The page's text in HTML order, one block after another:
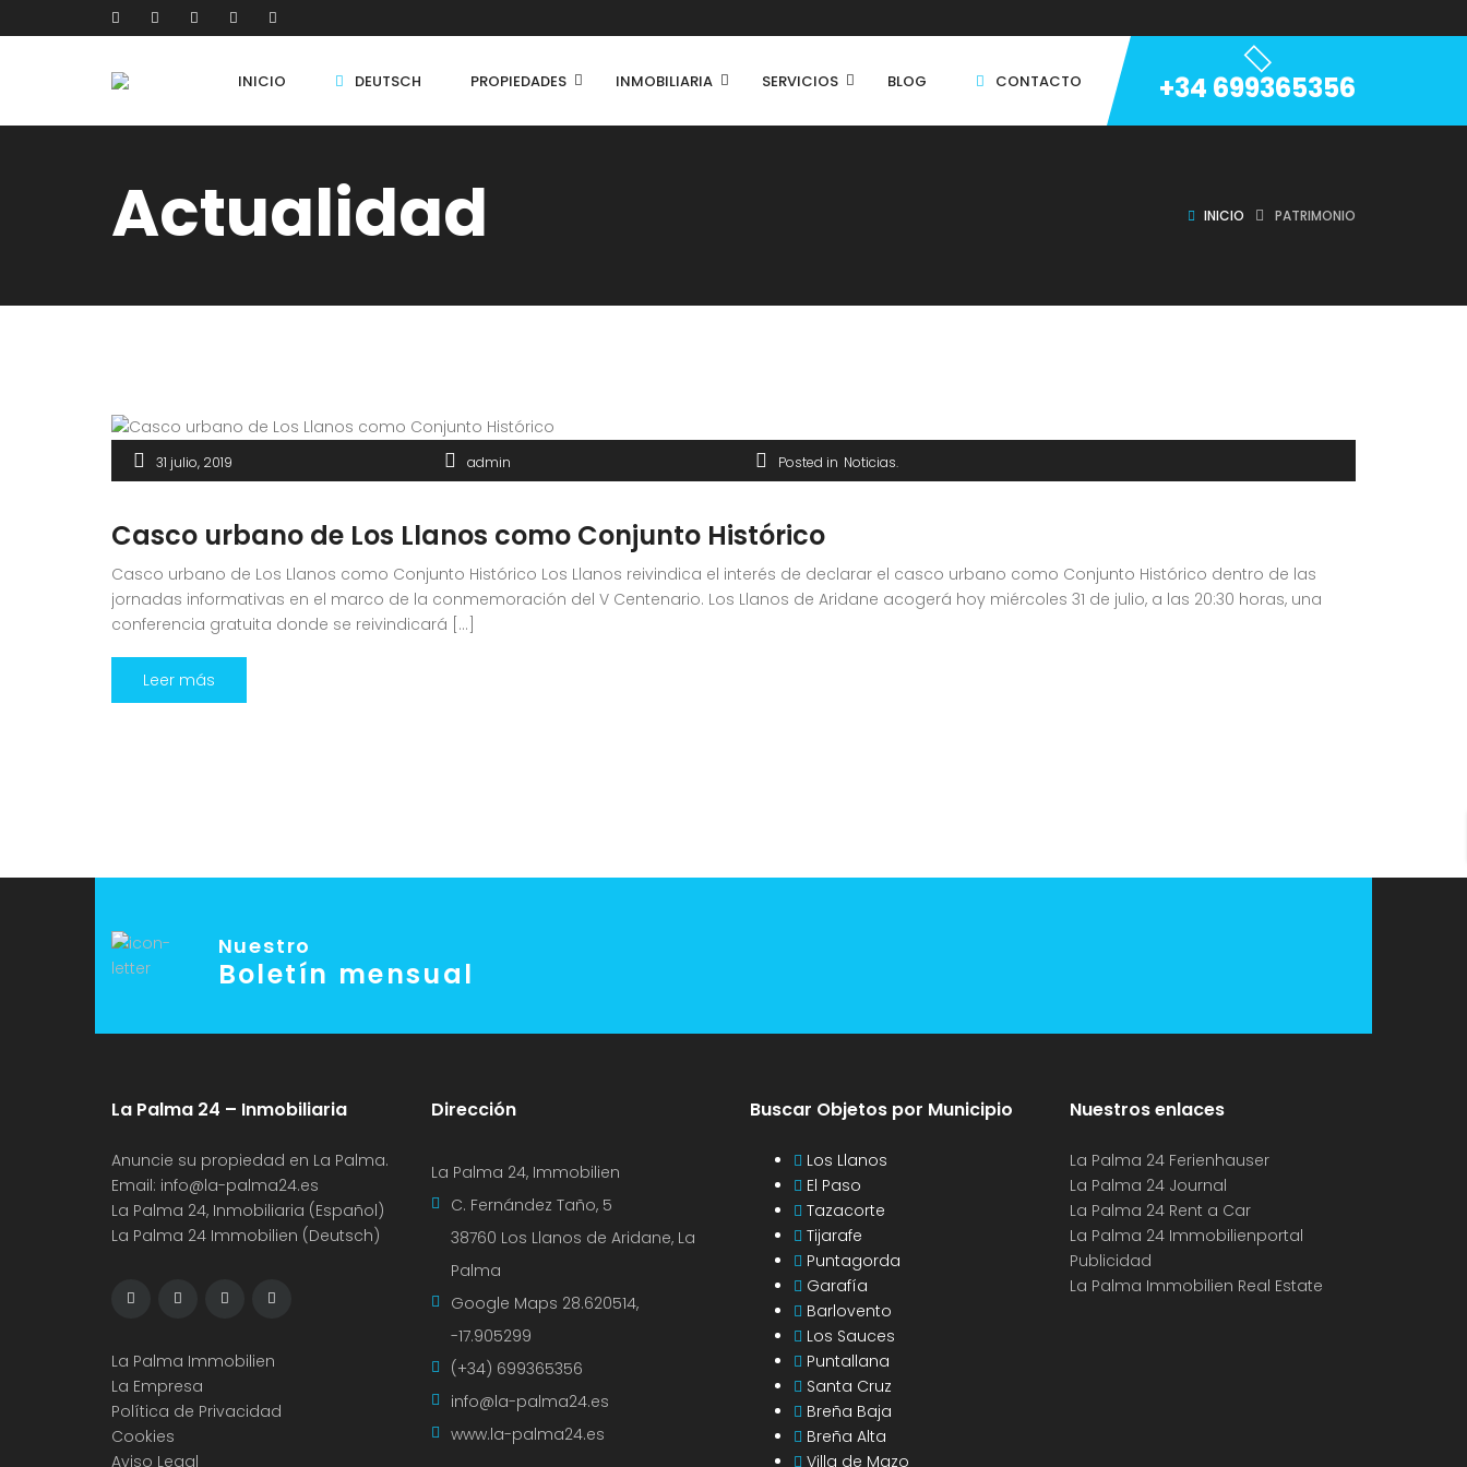
INICIO DEUTSCH PROPIEDADES INMOBILIARIA SERVICIOS BLOG CONTACTO +34 699365356
Actualidad INICIO PATRIMONIO
31 julio, 2019 admin Posted in Noticias
Casco urbano de Los Llanos como Conjunto Histórico
Casco urbano de Los Llanos como Conjunto Histórico Los Llanos reivindica el interés de declarar el casco urbano como Conjunto Histórico dentro de las
jornadas informativas en el marco de la conmemoración del V Centenario. Los Llanos de Aridane acogerá hoy miércoles 31 de julio, a las 20:30 horas, una
conferencia gratuita donde se reivindicará […]
Leer más
Nuestro
Boletín mensual
La Palma 24 – Inmobiliaria
Anuncie su propiedad en La Palma.
Email: info@la-palma24.es
La Palma 24, Inmobiliaria (Español)
La Palma 24 Immobilien (Deutsch)
La Palma Immobilien
La Empresa
Política de Privacidad
Cookies
Aviso Legal
Dirección
La Palma 24, Immobilien
C. Fernández Taño, 5
38760 Los Llanos de Aridane, La
Palma
Google Maps 28.620514,
-17.905299
(+34) 699365356
info@la-palma24.es
www.la-palma24.es
Buscar Objetos por Municipio
Los Llanos
El Paso
Tazacorte
Tijarafe
Puntagorda
Garafía
Barlovento
Los Sauces
Puntallana
Santa Cruz
Breña Baja
Breña Alta
Villa de Mazo
Nuestros enlaces
La Palma 24 Ferienhauser
La Palma 24 Journal
La Palma 24 Rent a Car
La Palma 24 Immobilienportal
Publicidad
La Palma Immobilien Real Estate